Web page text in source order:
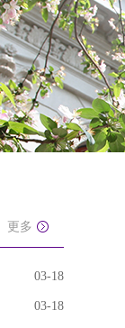
更多
03-18
03-18